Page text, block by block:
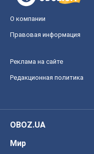
О компании
Правовая информация
Реклама на сайте
Редакционная политика
OBOZ.UA
Мир